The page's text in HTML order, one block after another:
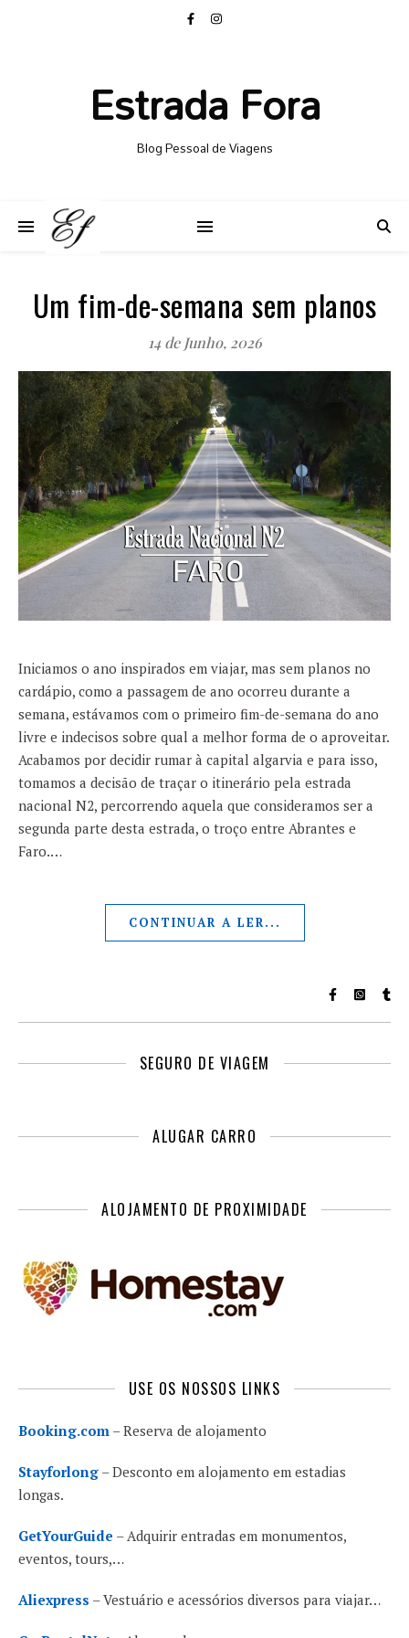
Estrada Fora
Blog Pessoal de Viagens
Um fim-de-semana sem planos
14 de Junho, 2026
Iniciamos o ano inspirados em viajar, mas sem planos no
cardápio, como a passagem de ano ocorreu durante a
semana, estávamos com o primeiro fim-de-semana do ano
livre e indecisos sobre qual a melhor forma de o aproveitar.
Acabamos por decidir rumar à capital algarvia e para isso,
tomamos a decisão de traçar o itinerário pela estrada
nacional N2, percorrendo aquela que consideramos ser a
segunda parte desta estrada, o troço entre Abrantes e
Faro.…
CONTINUAR A LER...
SEGURO DE VIAGEM
ALUGAR CARRO
ALOJAMENTO DE PROXIMIDADE
USE OS NOSSOS LINKS
Booking.com – Reserva de alojamento
Stayforlong – Desconto em alojamento em estadias
longas.
GetYourGuide – Adquirir entradas em monumentos,
eventos, tours,…
Aliexpress – Vestuário e acessórios diversos para viajar…